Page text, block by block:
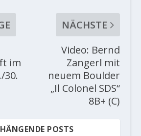
im
30.
NÄCHSTE
Video: Bernd
Zangerl mit
neuem Boulder
„Il Colonel SDS“
8B+ (C)
POSTS